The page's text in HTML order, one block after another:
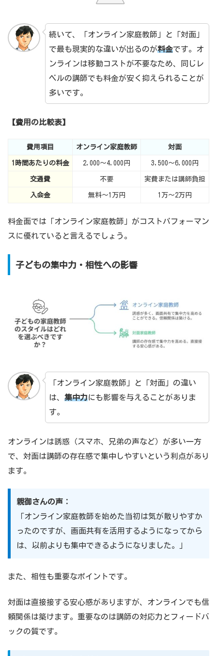
続いて、「オンライン家庭教師」と「対面」
で最も現実的な違いが出るのが料金です。オ
ンラインは移動コストが不要なため、同じレ
ベルの講師でも料金が安く抑えられることが
多いです。
【費用の比較表】
費用項目 オンライン家庭教師 対面
1時間あたりの料金 2,000〜4,000円 3,500〜6,000円
交通費 不要 実費または講師負担
入会金 無料〜1万円 1万〜2万円
料金面では「オンライン家庭教師」がコストパフォーマン
スに優れていると言えるでしょう。
子どもの集中力・相性への影響
「オンライン家庭教師」と「対面」の違い
は、 集中力にも影響を与えることがありま
す。
オンラインは誘惑（スマホ、兄弟の声など）が多い一方
で、対面は講師の存在感で集中しやすいという利点があり
ます。
親御さんの声：
「オンライン家庭教師を始めた当初は気が散りやすか
ったのですが、画面共有を活用するようになってから
は、以前よりも集中できるようになりました。」
また、相性も重要なポイントです。
対面は直接接する安心感がありますが、オンラインでも信
頼関係は築けます。重要なのは講師の対応力とフィードバ
ックの質です。